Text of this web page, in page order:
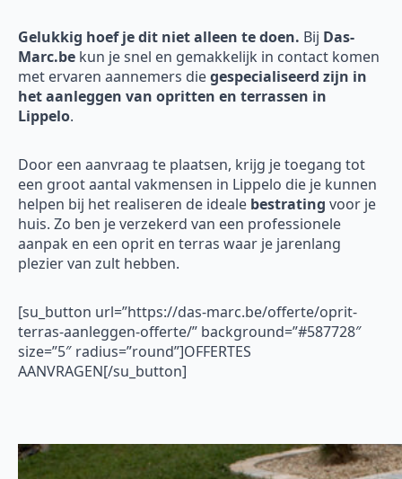
Gelukkig hoef je dit niet alleen te doen. Bij Das-
Marc.be kun je snel en gemakkelijk in contact komen
met ervaren aannemers diegespecialiseerd zijn in
het aanleggen van opritten en terrassen in
Lippelo.
Door een aanvraag te plaatsen, krijg je toegang tot
een groot aantal vakmensen in Lippelo die je kunnen
helpen bij het realiseren de ideale bestrating voor je
huis. Zo ben je verzekerd van een professionele
aanpak en een oprit en terras waar je jarenlang
plezier van zult hebben.
[su_button url=”https://das-marc.be/offerte/oprit-
terras-aanleggen-offerte/” background=”#587728″
size=”5″ radius=”round”]OFFERTES
AANVRAGEN[/su_button]